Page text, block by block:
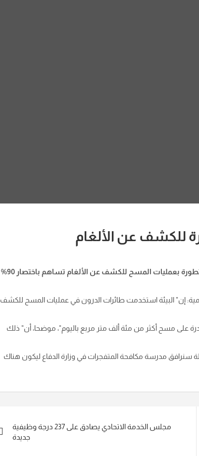
للكشف عن الألغام
أعلنت وزارة البيئة، اليوم الخميس، عن التوجه لاستخدام تقنية متطورة بعمليات المسح للكشف عن الألغام تساهم باختصار 90%
إن" البيئة استخدمت طائرات الدرون في عمليات المسح للكشف
على مسح أكثر من مئة ألف متر مربع باليوم"، موضحا، أن" ذلك
سنرافق مدرسة مكافحة المتفجرات في وزارة الدفاع ليكون هناك
مجلس الخدمة الاتحادي يصادق على 237 درجة وظيفية
جديدة